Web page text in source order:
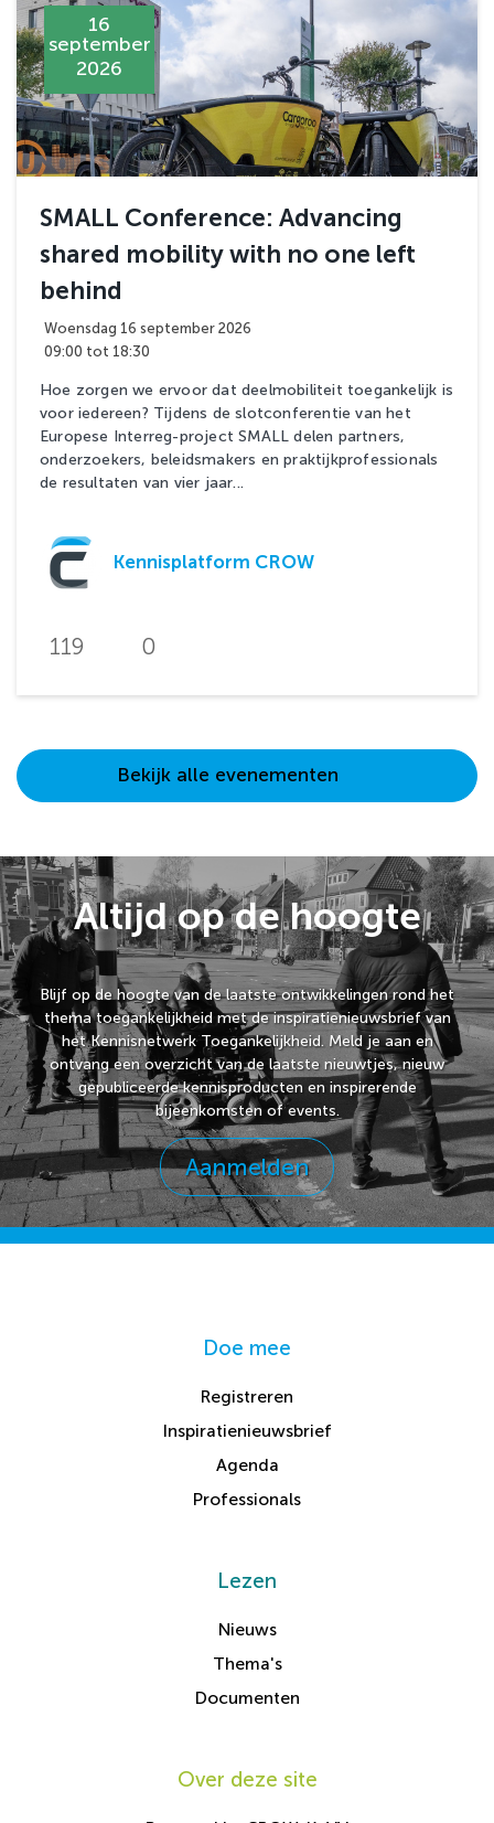
16
september
2026
SMALL Conference: Advancing
shared mobility with no one left
behind
Woensdag 16 september 2026
09:00 tot 18:30
Hoe zorgen we ervoor dat deelmobiliteit toegankelijk is
voor iedereen? Tijdens de slotconferentie van het
Europese Interreg-project SMALL delen partners,
onderzoekers, beleidsmakers en praktijkprofessionals
de resultaten van vier jaar...
Kennisplatform CROW
119 0
Bekijk alle evenementen
Altijd op de hoogte
Blijf op de hoogte van de laatste ontwikkelingen rond het
thema toegankelijkheid met de inspiratienieuwsbrief van
het Kennisnetwerk Toegankelijkheid. Meld je aan en
ontvang een overzicht van de laatste nieuwtjes, nieuw
gepubliceerde kennisproducten en inspirerende
bijeenkomsten of events.
Aanmelden
Doe mee
Registreren
Inspiratienieuwsbrief
Agenda
Professionals
Lezen
Nieuws
Thema's
Documenten
Over deze site